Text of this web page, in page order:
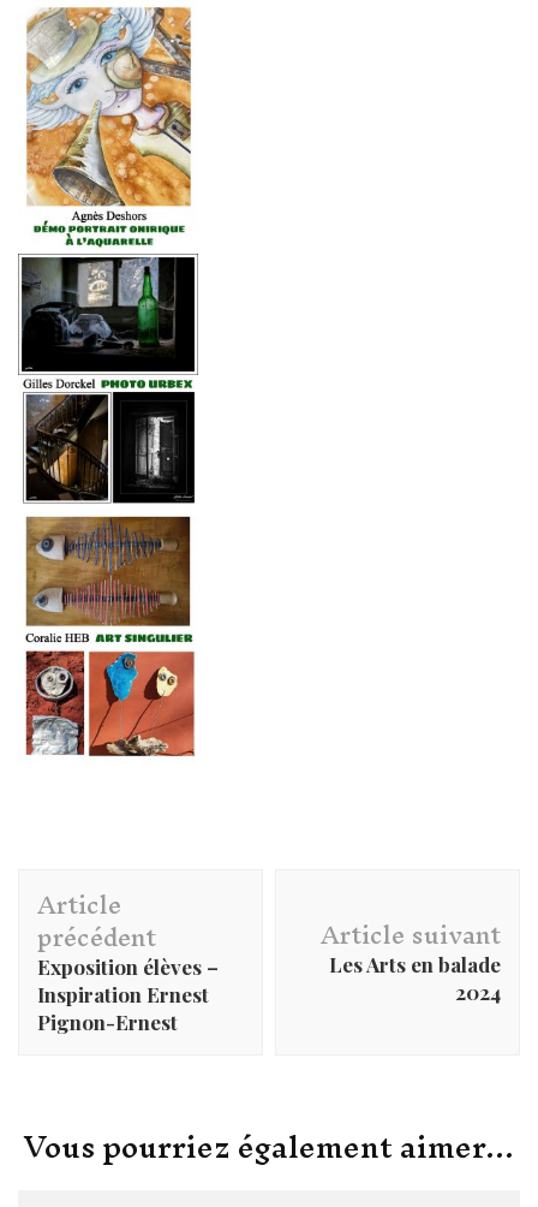
Navigation
d'article
Article
précédent
Exposition élèves –
Inspiration Ernest
Pignon-Ernest
Article suivant
Les Arts en balade
2024
Vous pourriez également aimer...